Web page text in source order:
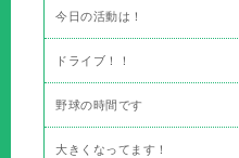
今日の活動は！
ドライブ！！
野球の時間です
大きくなってます！